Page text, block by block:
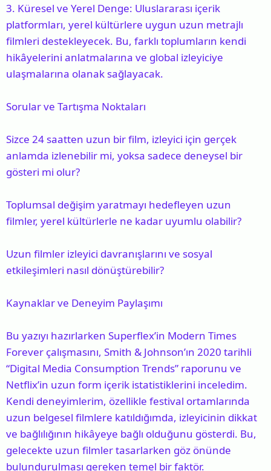
3. Küresel ve Yerel Denge: Uluslararası içerik
platformları, yerel kültürlere uygun uzun metrajlı
filmleri destekleyecek. Bu, farklı toplumların kendi
hikâyelerini anlatmalarına ve global izleyiciye
ulaşmalarına olanak sağlayacak.
Sorular ve Tartışma Noktaları
Sizce 24 saatten uzun bir film, izleyici için gerçek
anlamda izlenebilir mi, yoksa sadece deneysel bir
gösteri mi olur?
Toplumsal değişim yaratmayı hedefleyen uzun
filmler, yerel kültürlerle ne kadar uyumlu olabilir?
Uzun filmler izleyici davranışlarını ve sosyal
etkileşimleri nasıl dönüştürebilir?
Kaynaklar ve Deneyim Paylaşımı
Bu yazıyı hazırlarken Superflex’in Modern Times
Forever çalışmasını, Smith & Johnson’ın 2020 tarihli
“Digital Media Consumption Trends” raporunu ve
Netflix’in uzun form içerik istatistiklerini inceledim.
Kendi deneyimlerim, özellikle festival ortamlarında
uzun belgesel filmlere katıldığımda, izleyicinin dikkat
ve bağlılığının hikâyeye bağlı olduğunu gösterdi. Bu,
gelecekte uzun filmler tasarlarken göz önünde
bulundurulması gereken temel bir faktör.